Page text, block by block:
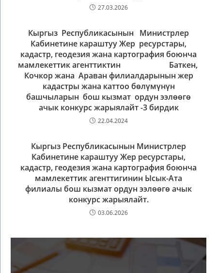
27.03.2026
Кыргыз Республикасынын Министрлер
Кабинетине караштуу Жер ресурстары,
кадастр, геодезия жана картография боюнча
мамлекеттик агенттиктин Баткен,
Кочкор жана Араван филиалдарынын жер
кадастры жана каттоо бөлүмүнүн
башчыларын бош кызмат ордун ээлөөгө
ачык конкурс жарыялайт -3 бирдик
22.04.2024
Кыргыз Республикасынын Министрлер
Кабинетине караштуу Жер ресурстары,
кадастр, геодезия жана картография боюнча
мамлекеттик агенттигинин Ысык-Ата
филиалы бош кызмат ордун ээлөөгө ачык
конкурс жарыялайт.
03.06.2026